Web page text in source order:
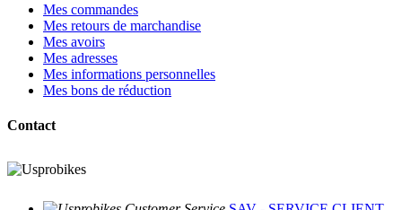
Mes commandes
Mes retours de marchandise
Mes avoirs
Mes adresses
Mes informations personnelles
Mes bons de réduction
Contact